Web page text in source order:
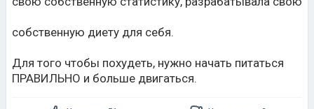
собственную диету для себя.
Для того чтобы похудеть, нужно начать питаться
ПРАВИЛЬНО и больше двигаться.